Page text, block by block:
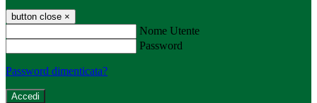
button close ×
Nome Utente
Password
Password dimenticata?